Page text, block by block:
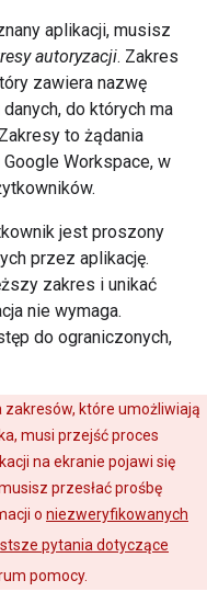
aplikacji, musisz
autoryzacji. Zakres
zawiera nazwę
do których ma
to żądania
Workspace, w
jest proszony
przez aplikację.
zakres i unikać
nie wymaga.
do ograniczonych,
które umożliwiają
musi przejść proces
na ekranie pojawi się
przesłać prośbę
o niezweryfikowanych
pytania dotyczące
pomocy.